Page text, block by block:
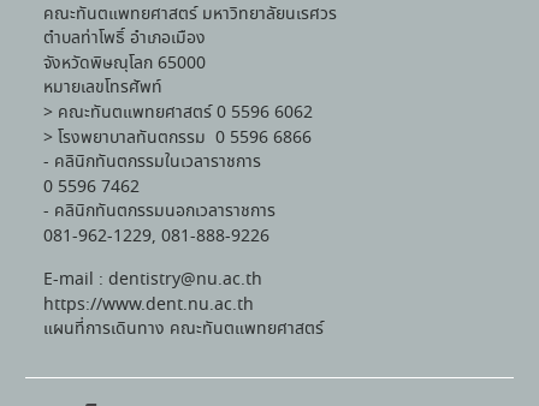
คณะทันตแพทยศาสตร์ มหาวิทยาลัยนเรศวร
ตำบลท่าโพธิ์ อำเภอเมือง
จังหวัดพิษณุโลก 65000
หมายเลขโทรศัพท์
> คณะทันตแพทยศาสตร์ 0 5596 6062
> โรงพยาบาลทันตกรรม 0 5596 6866
- คลินิกทันตกรรมในเวลาราชการ
0 5596 7462
- คลินิกทันตกรรมนอกเวลาราชการ
081-962-1229, 081-888-9226
E-mail : dentistry@nu.ac.th
https://www.dent.nu.ac.th
แผนที่การเดินทาง คณะทันตแพทยศาสตร์